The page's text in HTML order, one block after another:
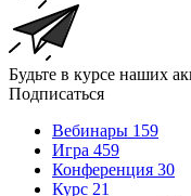
Будьте в курсе наших
Подписаться
Вебинары 159
Игра 459
Конференция 30
Курс 21